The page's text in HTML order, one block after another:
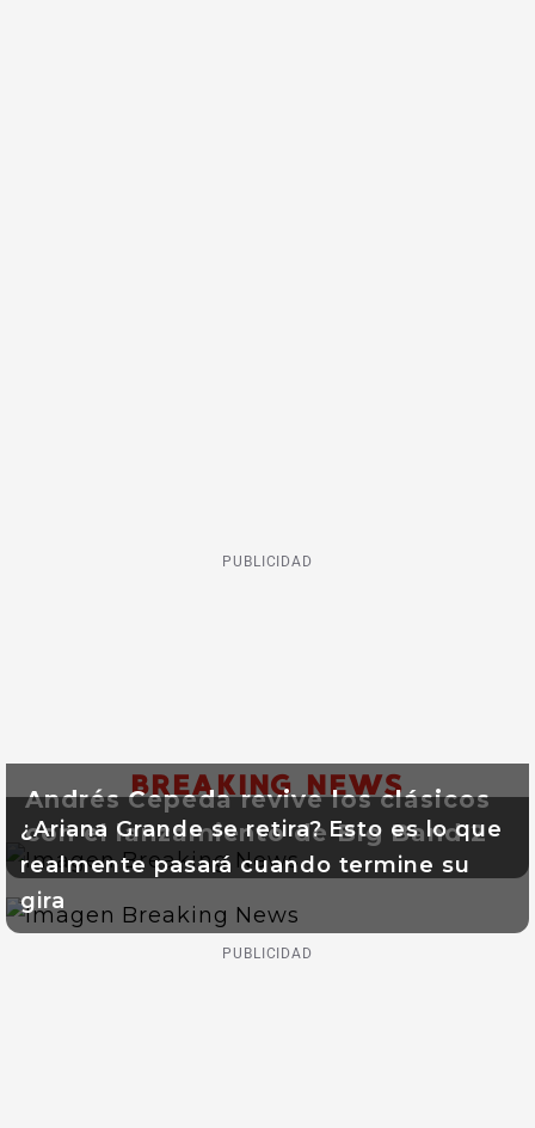
PUBLICIDAD
BREAKING NEWS
Andrés Cepeda revive los clásicos
con el lanzamiento de Big Band 2
¿Ariana Grande se retira? Esto es lo que
realmente pasará cuando termine su
gira
PUBLICIDAD